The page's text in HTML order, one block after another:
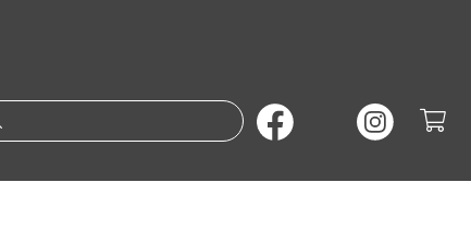
Suche nach Büchern oder